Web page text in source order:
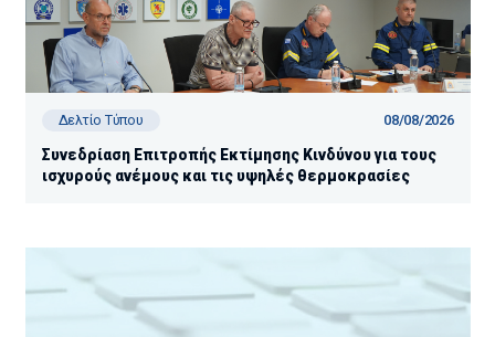
Δελτίο Τύπου 08/08/2026
Συνεδρίαση Επιτροπής Εκτίμησης Κινδύνου για τους
ισχυρούς ανέμους και τις υψηλές θερμοκρασίες